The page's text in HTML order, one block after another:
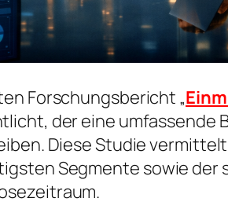
Forschungsbericht „
der eine
Diese Studie
Segmente sowie